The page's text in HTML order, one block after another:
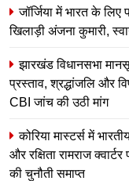
जॉर्जिया में भारत के
खिलाड़ी अंजना कुमारी,
झारखंड विधानसभा
प्रस्ताव, श्रद्धांजलि और
CBI जांच की उठी मांग
कोरिया मास्टर्स में
और रक्षिता रामराज
की चुनौती समाप्त